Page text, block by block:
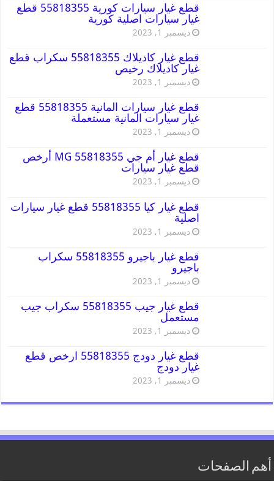
قطع غيار سيارات كورية 55818355 قطع
غيار سيارات اصلية كورية
ديسمبر 1, 2023
قطع غيار كاديلاك 55818355 سكراب قطع
غيار كاديلاك رخيص
ديسمبر 1, 2023
قطع غيار سيارات المانية 55818355 قطع
غيار سيارات المانية مستعملة
ديسمبر 1, 2023
قطع غيار أم جي MG 55818355 أرخص
قطع غيار سيارات
ديسمبر 1, 2023
قطع غيار كيا 55818355 قطع غيار سيارات
اصلية
ديسمبر 1, 2023
قطع غيار باجيرو 55818355 سكراب
باجيرو
ديسمبر 1, 2023
قطع غيار جيب 55818355 سكراب جيب
مستعمل
ديسمبر 1, 2023
قطع غيار دودج 55818355 ارخص قطع
غيار دودج
ديسمبر 1, 2023
أهم الصفحات